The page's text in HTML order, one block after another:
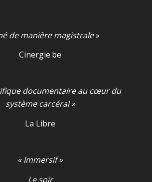
de manière magistrale»
Cinergie.be
documentaire au cœur du
système carcéral »
La Libre
« Immersif »
Le soir